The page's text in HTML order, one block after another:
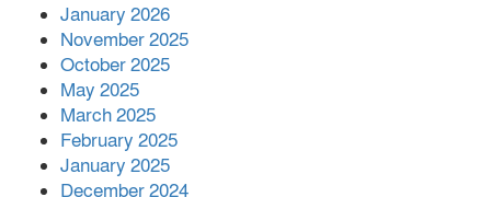
প্রশাসনের কর্তৃত্ব না থাকায় ধর্ষণ বেড়ে যাচ্ছে :
বনানীতে গাড়িচাপায় পোশাকশ্রমিক নিহত,
সড়ক অবরোধ
January 2026
November 2025
October 2025
May 2025
March 2025
February 2025
January 2025
December 2024